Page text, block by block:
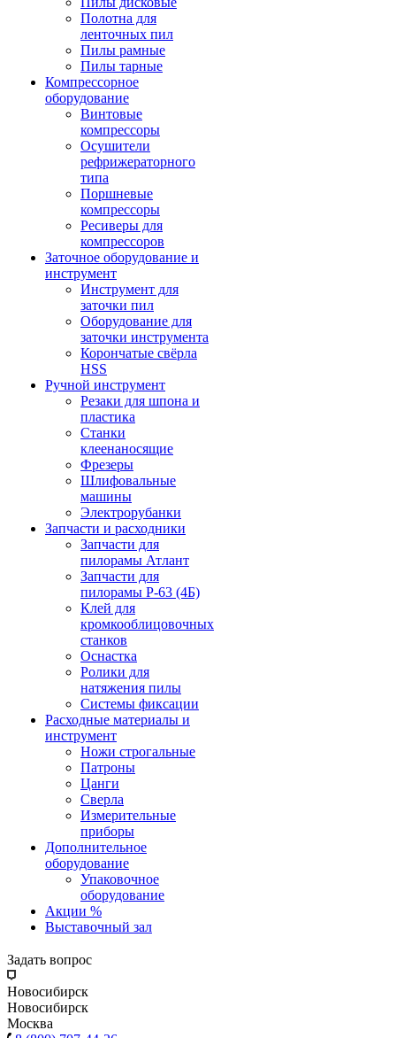
Полотна для
ленточных пил
Пилы рамные
Пилы тарные
Компрессорное
оборудование
Винтовые
компрессоры
Осушители
рефрижераторного
типа
Поршневые
компрессоры
Ресиверы для
компрессоров
Заточное оборудование и
инструмент
Инструмент для
заточки пил
Оборудование для
заточки инструмента
Корончатые свёрла
HSS
Ручной инструмент
Резаки для шпона и
пластика
Станки
клеенаносящие
Фрезеры
Шлифовальные
машины
Электрорубанки
Запчасти и расходники
Запчасти для
пилорамы Атлант
Запчасти для
пилорамы Р-63 (4Б)
Клей для
кромкооблицовочных
станков
Оснастка
Ролики для
натяжения пилы
Системы фиксации
Расходные материалы и
инструмент
Ножи строгальные
Патроны
Цанги
Сверла
Измерительные
приборы
Дополнительное
оборудование
Упаковочное
оборудование
Акции %
Выставочный зал
Задать вопрос
Новосибирск
Новосибирск
Москва